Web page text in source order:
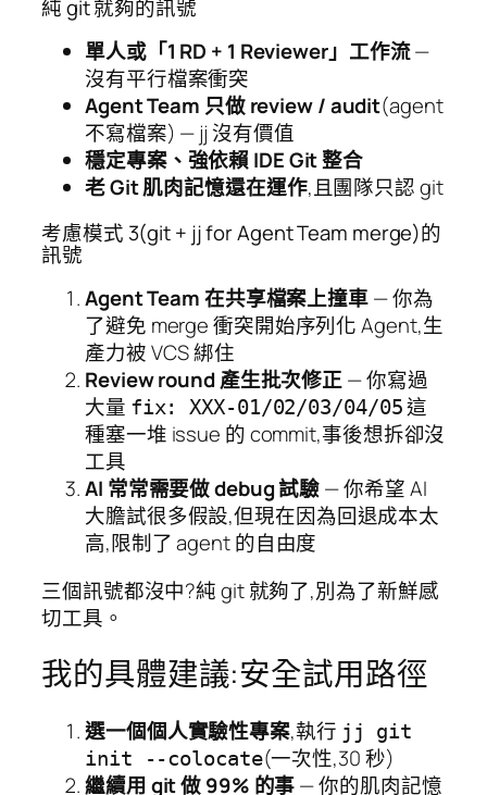
純 git 就夠的訊號
單人或「1 RD + 1 Reviewer」工作流—
沒有平行檔案衝突
Agent Team 只做 review / audit(agent
不寫檔案) — jj 沒有價值
穩定專案、強依賴 IDE Git 整合
老 Git 肌肉記憶還在運作,且團隊只認 git
考慮模式 3(git + jj for Agent Team merge)的
訊號
Agent Team 在共享檔案上撞車— 你為
了避免 merge 衝突開始序列化 Agent,生
產力被 VCS 綁住
Review round 產生批次修正— 你寫過
大量 fix: XXX-01/02/03/04/05這
種塞一堆 issue 的 commit,事後想拆卻沒
工具
AI 常常需要做 debug 試驗— 你希望 AI
大膽試很多假設,但現在因為回退成本太
高,限制了 agent 的自由度
三個訊號都沒中?純 git 就夠了,別為了新鮮感
切工具。
我的具體建議:安全試用路徑
選一個個人實驗性專案,執行 jj git
init --colocate(一次性,30 秒)
繼續用 git 做 99% 的事— 你的肌肉記憶